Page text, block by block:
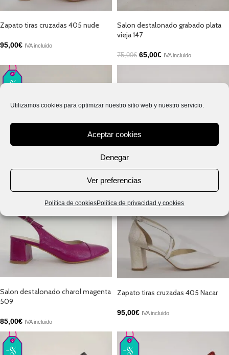
Utilizamos cookies para optimizar nuestro sitio web y nuestro servicio.
Aceptar cookies
Denegar
Ver preferencias
Política de cookiesPolítica de privacidad y cookies
Zapato tiras cruzadas 405 nude
95,00€ IVA incluido
Salon destalonado grabado plata
vieja 147
75,00€ 65,00€ IVA incluido
SELECCIONAR OPCIONES
Salon destalonado plata vieja 509
85,00€
Salon destalonado charol magenta
509
85,00€ IVA incluido
Zapato tiras cruzadas 405 Nacar
95,00€ IVA incluido